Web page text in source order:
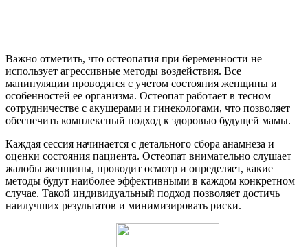
Важно отметить, что остеопатия при беременности не
использует агрессивные методы воздействия. Все
манипуляции проводятся с учетом состояния женщины и
особенностей ее организма. Остеопат работает в тесном
сотрудничестве с акушерами и гинекологами, что позволяет
обеспечить комплексный подход к здоровью будущей мамы.
Каждая сессия начинается с детального сбора анамнеза и
оценки состояния пациента. Остеопат внимательно слушает
жалобы женщины, проводит осмотр и определяет, какие
методы будут наиболее эффективными в каждом конкретном
случае. Такой индивидуальный подход позволяет достичь
наилучших результатов и минимизировать риски.